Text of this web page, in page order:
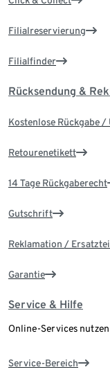
Filialreservierung
Filialfinder
Rücksendung &
Kostenlose Rückgabe /
Retourenetikett
14 Tage Rückgaberecht
Gutschrift
Reklamation /
Garantie
Service & Hilfe
Online-Services
Service-Bereich